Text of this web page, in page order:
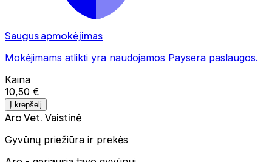
Saugus apmokėjimas
Mokėjimams atlikti yra naudojamos Paysera paslaugos.
Kaina
10,50 €
Į krepšelį
Aro Vet. Vaistinė
Gyvūnų priežiūra ir prekės